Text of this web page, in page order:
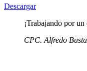
Descargar
¡Trabajando por
CPC. Alfredo